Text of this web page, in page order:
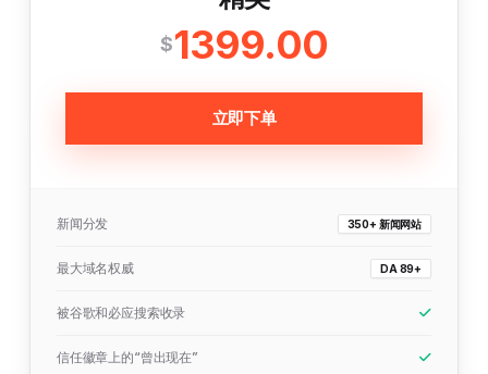
$1399.00
立即下单
新闻分发 350+ 新闻网站
最大域名权威 DA 89+
被谷歌和必应搜索收录
信任徽章上的“曾出现在”